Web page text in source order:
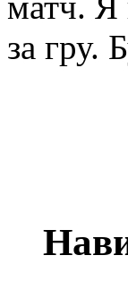
за гру.